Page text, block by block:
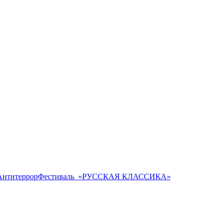
Фестиваль ​ «РУССКАЯ КЛАССИКА»